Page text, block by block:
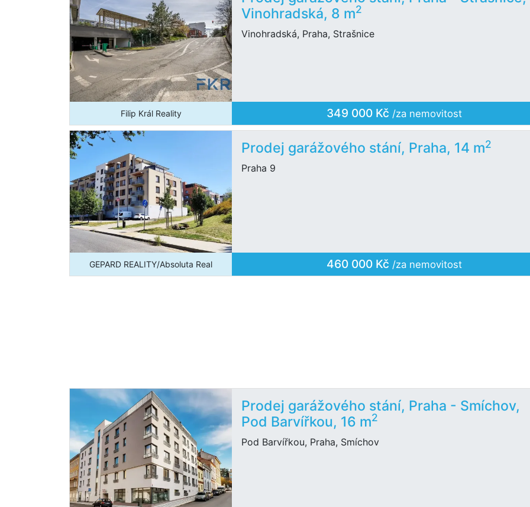
Vinohradská, 8 m2
Vinohradská, Praha, Strašnice
Filip Král Reality 349 000 Kč /za nemovitost
Prodej garážového stání, Praha, 14 m2
Praha 9
GEPARD REALITY/Absoluta Real 460 000 Kč /za nemovitost
Prodej garážového stání, Praha - Smíchov,
Pod Barvířkou, 16 m2
Pod Barvířkou, Praha, Smíchov